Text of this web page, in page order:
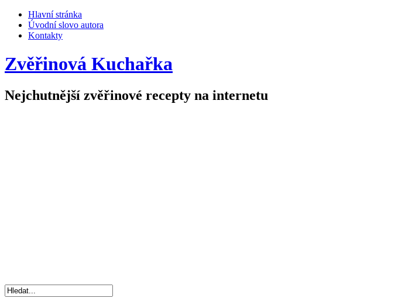
Hlavní stránka
Úvodní slovo autora
Kontakty
Zvěřinová Kuchařka
Nejchutnější zvěřinové recepty na internetu